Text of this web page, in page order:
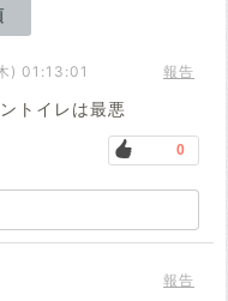
) 01:13:01 報告
トイレは最悪
0
報告